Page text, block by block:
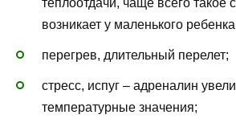
возникает у маленького
перегрев, длительный перелет;
стресс, испуг – адреналин
температурные значения;